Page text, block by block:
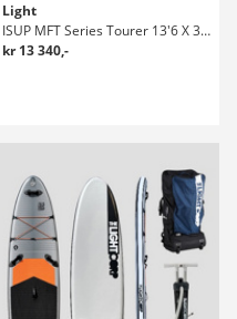
Light
ISUP MFT Series Tourer 13'6 X 30" Sup Bräda
kr 13 340,-